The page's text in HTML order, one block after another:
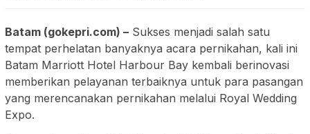
Batam (gokepri.com) – Sukses menjadi salah satu
tempat perhelatan banyaknya acara pernikahan, kali ini
Batam Marriott Hotel Harbour Bay kembali berinovasi
memberikan pelayanan terbaiknya untuk para pasangan
yang merencanakan pernikahan melalui Royal Wedding
Expo.